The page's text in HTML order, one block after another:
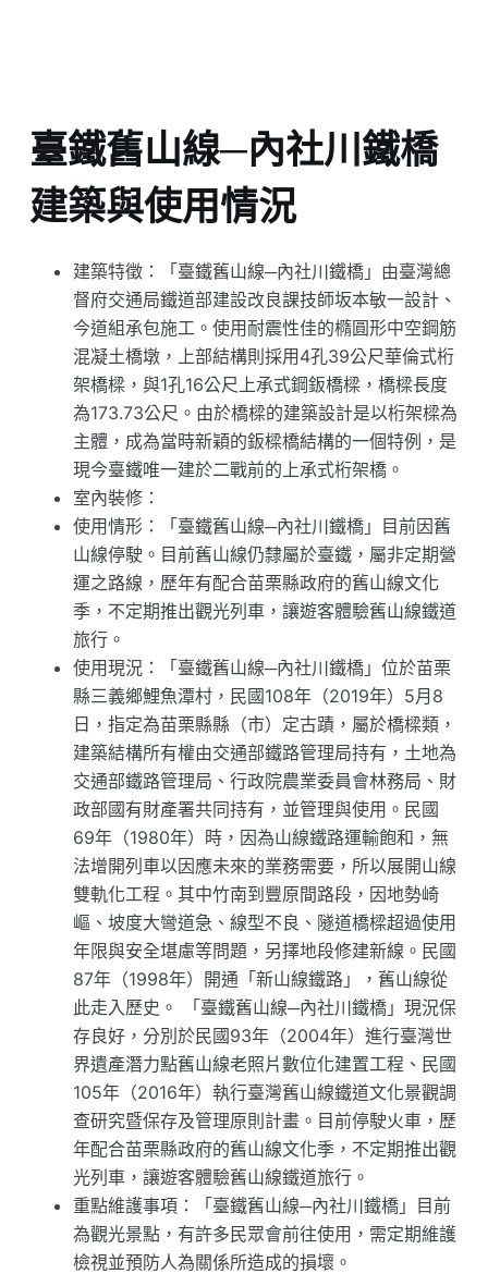
臺鐵舊山線─內社川鐵橋
建築與使用情況
建築特徵：「臺鐵舊山線─內社川鐵橋」由臺灣總
督府交通局鐵道部建設改良課技師坂本敏一設計、
今道組承包施工。使用耐震性佳的橢圓形中空鋼筋
混凝土橋墩，上部結構則採用4孔39公尺華倫式桁
架橋樑，與1孔16公尺上承式鋼鈑橋樑，橋樑長度
為173.73公尺。由於橋樑的建築設計是以桁架樑為
主體，成為當時新穎的鈑樑橋結構的一個特例，是
現今臺鐵唯一建於二戰前的上承式桁架橋。
室內裝修：
使用情形：「臺鐵舊山線─內社川鐵橋」目前因舊
山線停駛。目前舊山線仍隸屬於臺鐵，屬非定期營
運之路線，歷年有配合苗栗縣政府的舊山線文化
季，不定期推出觀光列車，讓遊客體驗舊山線鐵道
旅行。
使用現況：「臺鐵舊山線─內社川鐵橋」位於苗栗
縣三義鄉鯉魚潭村，民國108年（2019年）5月8
日，指定為苗栗縣縣（市）定古蹟，屬於橋樑類，
建築結構所有權由交通部鐵路管理局持有，土地為
交通部鐵路管理局、行政院農業委員會林務局、財
政部國有財產署共同持有，並管理與使用。民國
69年（1980年）時，因為山線鐵路運輸飽和，無
法增開列車以因應未來的業務需要，所以展開山線
雙軌化工程。其中竹南到豐原間路段，因地勢崎
嶇、坡度大彎道急、線型不良、隧道橋樑超過使用
年限與安全堪慮等問題，另擇地段修建新線。民國
87年（1998年）開通「新山線鐵路」，舊山線從
此走入歷史。 「臺鐵舊山線─內社川鐵橋」現況保
存良好，分別於民國93年（2004年）進行臺灣世
界遺產潛力點舊山線老照片數位化建置工程、民國
105年（2016年）執行臺灣舊山線鐵道文化景觀調
查研究暨保存及管理原則計畫。目前停駛火車，歷
年配合苗栗縣政府的舊山線文化季，不定期推出觀
光列車，讓遊客體驗舊山線鐵道旅行。
重點維護事項：「臺鐵舊山線─內社川鐵橋」目前
為觀光景點，有許多民眾會前往使用，需定期維護
檢視並預防人為關係所造成的損壞。